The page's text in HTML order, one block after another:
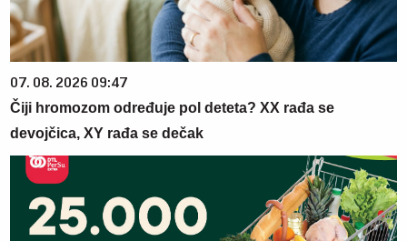
07. 08. 2026 09:47
Čiji hromozom određuje pol deteta? XX rađa se
devojčica, XY rađa se dečak